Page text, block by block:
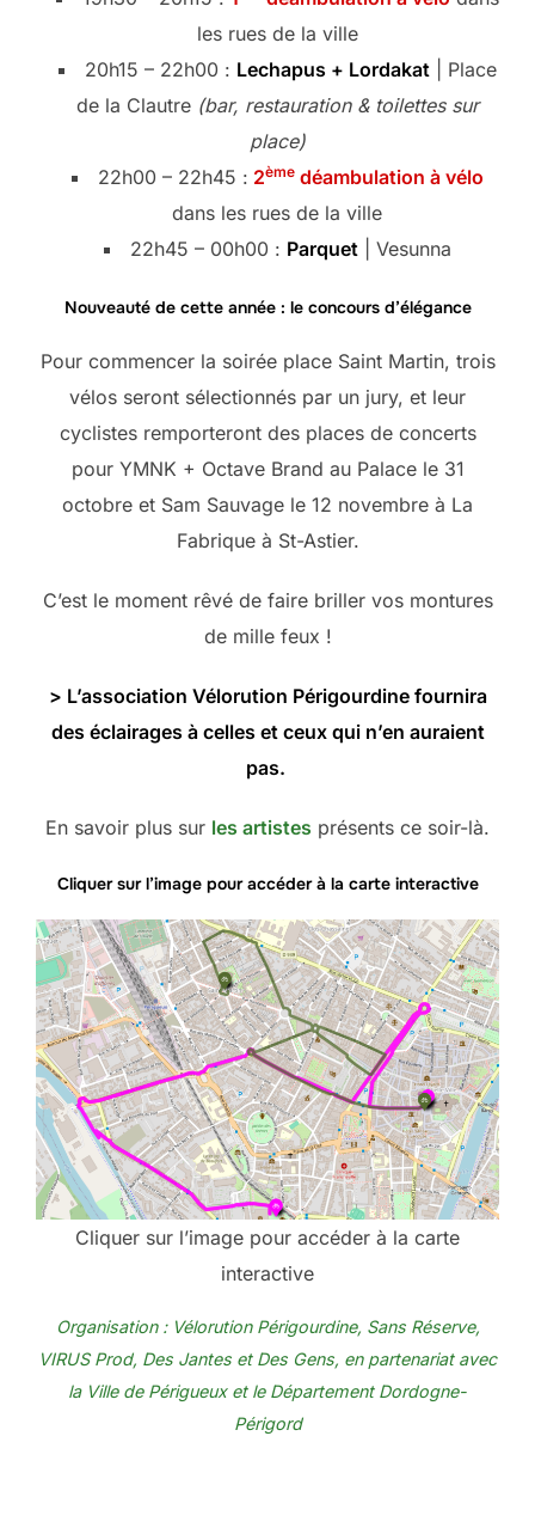
les rues de la ville
20h15 – 22h00 : Lechapus + Lordakat| Place
de la Clautre (bar, restauration & toilettes sur
place)
22h00 – 22h45 : 2èmedéambulation à vélo
dans les rues de la ville
22h45 – 00h00 : Parquet| Vesunna
Nouveauté de cette année : le concours d’élégance
Pour commencer la soirée place Saint Martin, trois
vélos seront sélectionnés par un jury, et leur
cyclistes remporteront des places de concerts
pour YMNK + Octave Brand au Palace le 31
octobre et Sam Sauvage le 12 novembre à La
Fabrique à St-Astier.
C’est le moment rêvé de faire briller vos montures
de mille feux !
> L’association Vélorution Périgourdine fournira
des éclairages à celles et ceux qui n’en auraient
pas.
En savoir plus sur les artistes présents ce soir-là.
Cliquer sur l’image pour accéder à la carte interactive
Cliquer sur l’image pour accéder à la carte
interactive
Organisation : Vélorution Périgourdine, Sans Réserve,
VIRUS Prod, Des Jantes et Des Gens, en partenariat avec
la Ville de Périgueuxet le Département Dordogne-
Périgord